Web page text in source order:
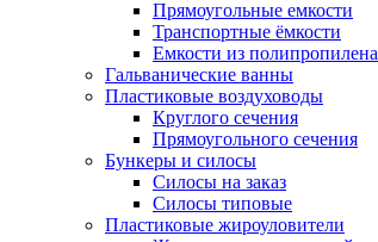
Прямоугольные емкости
Транспортные ёмкости
Емкости из полипропилена
Гальванические ванны
Пластиковые воздуховоды
Круглого сечения
Прямоугольного сечения
Бункеры и силосы
Силосы на заказ
Силосы типовые
Пластиковые жироуловители